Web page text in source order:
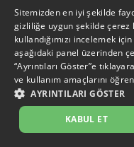
Erkek Siyah Loafer
4.499,90 TL
3.699,90 TL
Sitemizden en iyi şekilde
gizliliğe uygun şekilde çerez
kullandığımızı incelemek
aşağıdaki panel üzerinden
“Ayrıntıları Göster”e
ve kullanım amaçlarını
AYRINTILARI GÖSTER
KABUL ET